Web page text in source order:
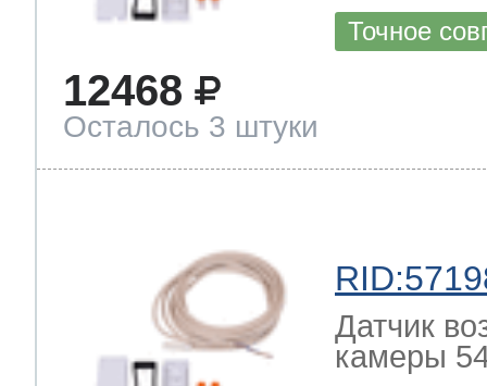
Точное
12468
Осталось 3 штуки
Датчик
камеры